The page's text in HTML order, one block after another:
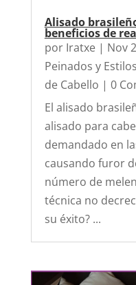
Alisado
beneficios de
por Iratxe| Nov
Peinados y
de Cabello | 0
El alisado
alisado para
demandado en
causando furor
número de
técnica no
su éxito? ...